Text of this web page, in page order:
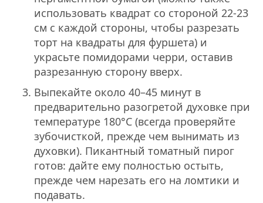
использовать квадрат со стороной 22-23
см с каждой стороны, чтобы разрезать
торт на квадраты для фуршета) и
украсьте помидорами черри, оставив
разрезанную сторону вверх.
Выпекайте около 40–45 минут в
предварительно разогретой духовке при
температуре 180°C (всегда проверяйте
зубочисткой, прежде чем вынимать из
духовки). Пикантный томатный пирог
готов: дайте ему полностью остыть,
прежде чем нарезать его на ломтики и
подавать.